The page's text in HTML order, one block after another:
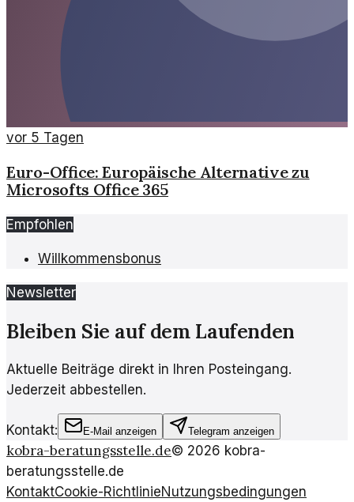
vor 5 Tagen
Euro-Office: Europäische Alternative zu
Microsofts Office 365
Empfohlen
Willkommensbonus
Newsletter
Bleiben Sie auf dem Laufenden
Aktuelle Beiträge direkt in Ihren Posteingang.
Jederzeit abbestellen.
Kontakt: E-Mail anzeigen Telegram anzeigen
kobra-beratungsstelle.de© 2026 kobra-
beratungsstelle.de
KontaktCookie-RichtlinieNutzungsbedingungen